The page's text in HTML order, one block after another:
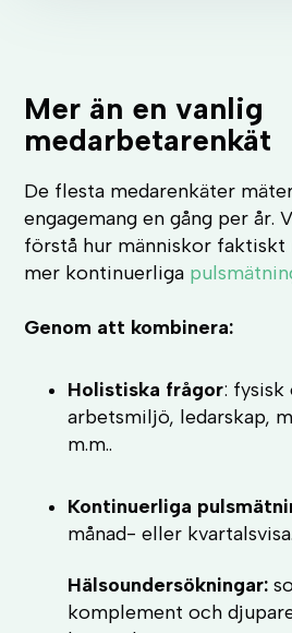
Mer än en vanlig
medarbetarenkät
De flesta medarenkäter
engagemang en gång per år.
förstå hur människor
mer kontinuerliga
Genom att kombinera:
Holistiska frågor: fysisk
arbetsmiljö, ledarskap,
m.m..
Kontinuerliga
månad- eller kvartalsvisa.
Hälsoundersökningar:
komplement och